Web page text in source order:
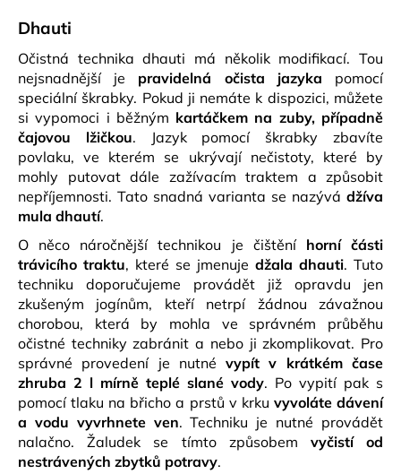
Dhauti
Očistná technika dhauti má několik modifikací. Tou
nejsnadnější je pravidelná očista jazyka pomocí
speciální škrabky. Pokud ji nemáte k dispozici, můžete
si vypomoci i běžným kartáčkem na zuby, případně
čajovou lžičkou.
Jazyk pomocí škrabky zbavíte
povlaku, ve kterém se ukrývají nečistoty, které by
mohly putovat dále zažívacím traktem a způsobit
nepříjemnosti. Tato snadná varianta se nazývá džíva
mula dhautí.
O něco náročnější technikou je čištění horní části
trávicího traktu, které se jmenuje džala dhauti. Tuto
techniku doporučujeme provádět již opravdu jen
zkušeným jogínům, kteří netrpí žádnou závažnou
chorobou, která by mohla ve správném průběhu
očistné techniky zabránit a nebo ji zkomplikovat. Pro
správné provedení je nutnévypít v krátkém čase
zhruba 2 l mírně teplé slané vody. Po vypití pak s
pomocí tlaku na břicho a prstů v krku vyvoláte dávení
a vodu vyvrhnete ven. Techniku je nutné provádět
nalačno. Žaludek se tímto způsobem vyčistí od
nestrávených zbytků potravy.